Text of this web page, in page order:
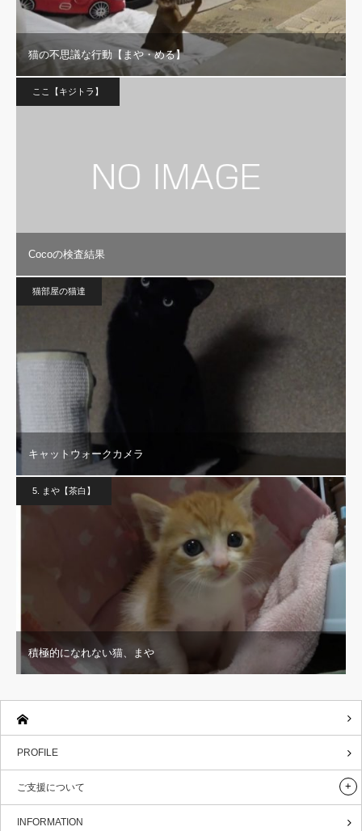
猫の不思議な行動【まや・める】
ここ【キジトラ】
Cocoの検査結果
猫部屋の猫達
キャットウォークカメラ
5. まや【茶白】
積極的になれない猫、まや
PROFILE
ご支援について
INFORMATION